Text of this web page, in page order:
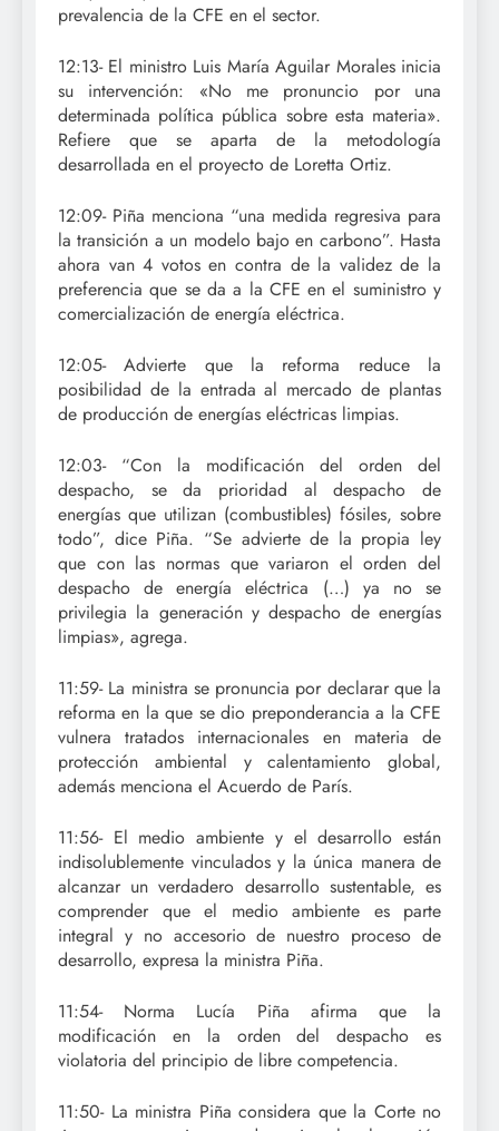
prevalencia de la CFE en el sector.
12:13- El ministro Luis María Aguilar Morales inicia
su intervención: «No me pronuncio por una
determinada política pública sobre esta materia».
Refiere que se aparta de la metodología
desarrollada en el proyecto de Loretta Ortiz.
12:09- Piña menciona “una medida regresiva para
la transición a un modelo bajo en carbono”. Hasta
ahora van 4 votos en contra de la validez de la
preferencia que se da a la CFE en el suministro y
comercialización de energía eléctrica.
12:05- Advierte que la reforma reduce la
posibilidad de la entrada al mercado de plantas
de producción de energías eléctricas limpias.
12:03- “Con la modificación del orden del
despacho, se da prioridad al despacho de
energías que utilizan (combustibles) fósiles, sobre
todo”, dice Piña. “Se advierte de la propia ley
que con las normas que variaron el orden del
despacho de energía eléctrica (…) ya no se
privilegia la generación y despacho de energías
limpias», agrega.
11:59- La ministra se pronuncia por declarar que la
reforma en la que se dio preponderancia a la CFE
vulnera tratados internacionales en materia de
protección ambiental y calentamiento global,
además menciona el Acuerdo de París.
11:56- El medio ambiente y el desarrollo están
indisolublemente vinculados y la única manera de
alcanzar un verdadero desarrollo sustentable, es
comprender que el medio ambiente es parte
integral y no accesorio de nuestro proceso de
desarrollo, expresa la ministra Piña.
11:54- Norma Lucía Piña afirma que la
modificación en la orden del despacho es
violatoria del principio de libre competencia.
11:50- La ministra Piña considera que la Corte no